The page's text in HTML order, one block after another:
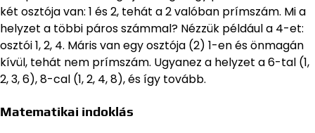
két osztója van: 1 és 2, tehát a 2 valóban prímszám. Mi a
helyzet a többi páros számmal? Nézzük például a 4-et:
osztói 1, 2, 4. Máris van egy osztója (2) 1-en és önmagán
kívül, tehát nem prímszám. Ugyanez a helyzet a 6-tal (1,
2, 3, 6), 8-cal (1, 2, 4, 8), és így tovább.
Matematikai indoklás